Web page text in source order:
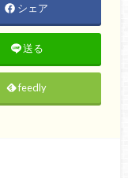
シェア
送る
feedly